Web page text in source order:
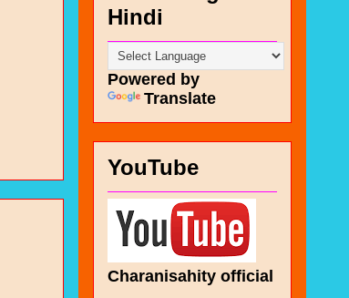
Hindi
Powered by
Translate
YouTube
Charanisahity official